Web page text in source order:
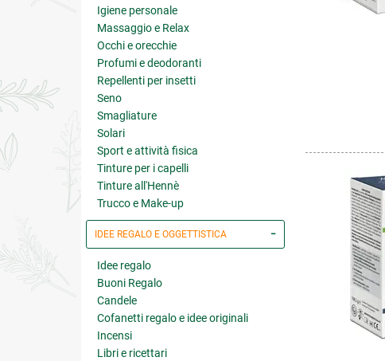
Igiene personale
Massaggio e Relax
Occhi e orecchie
Profumi e deodoranti
Repellenti per insetti
Seno
Smagliature
Solari
Sport e attività fisica
Tinture per i capelli
Tinture all'Hennè
Trucco e Make-up
IDEE REGALO E OGGETTISTICA
Idee regalo
Buoni Regalo
Candele
Cofanetti regalo e idee originali
Incensi
Libri e ricettari